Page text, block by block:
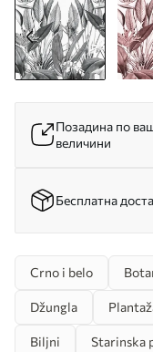
Позадина по
величини
Бесплатна
Crno i belo
Džungla
Biljni Starinska